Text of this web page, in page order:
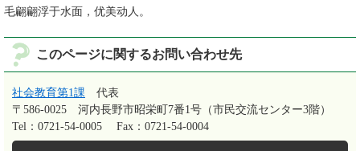
毛翩翩浮于水面，优美动人。
このページに関するお問い合わせ先
社会教育第1課
代表
〒586-0025
河内長野市昭栄町7番1号（市民交流センター3階）
Tel：0721-54-0005
Fax：0721-54-0004